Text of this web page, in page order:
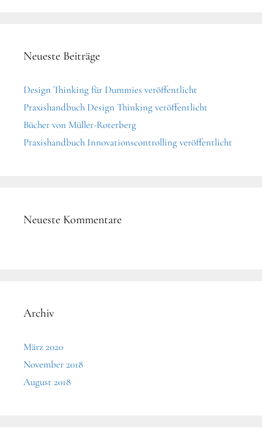
Neueste Beiträge
Design Thinking für Dummies veröffentlicht
Praxishandbuch Design Thinking veröffentlicht
Bücher von Müller-Roterberg
Praxishandbuch Innovationscontrolling veröffentlicht
Neueste Kommentare
Archiv
März 2020
November 2018
August 2018